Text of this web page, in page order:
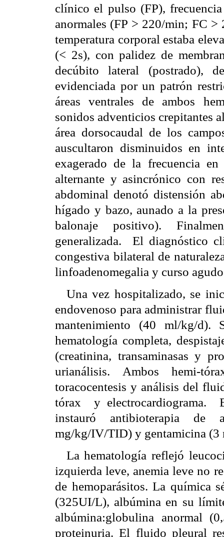
clínico el pulso (FP),
anormales (FP > 220/min; FC
temperatura corporal estaba
(< 2s), con palidez de
decúbito lateral (postrado),
evidenciada por un patrón
áreas ventrales de ambos
sonidos adventicios crepitantes
área dorsocaudal de los
auscultaron disminuidos en
exagerado de la frecuencia
alternante y asincrónico con
abdominal denotó distensión
hígado y bazo, aunado a la
balonaje positivo).
generalizada.
El diagnóstico
congestiva bilateral de
linfoadenomegalia y curso
Una vez hospitalizado, se
endovenoso para administrar
mantenimiento (40 ml/kg/d).
hematología completa,
(creatinina, transaminasas y
urianálisis. Ambos hemi-
toracocentesis y análisis del
tórax
y electrocardiograma.
instauró antibioterapia de
mg/kg/IV/TID) y gentamicina
La hematología reflejó
izquierda leve, anemia leve no
de hemoparásitos. La química
(325UI/L), albúmina en su
albúmina:globulina anormal
proteinuria. El fluido pleural